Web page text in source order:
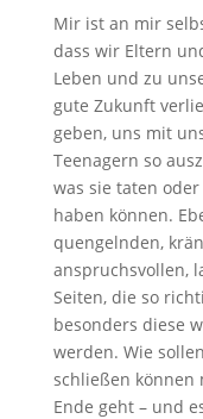
Mir ist an mir
dass wir Eltern
Leben und zu
gute Zukunft
geben, uns mit
Teenagern so
was sie taten
haben können.
quengelnden,
anspruchsvollen,
Seiten, die so
besonders diese
werden. Wie
schließen können
Ende geht – und